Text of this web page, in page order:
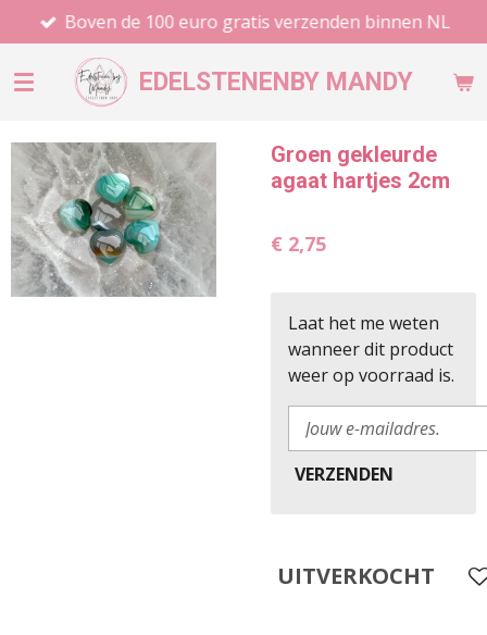
direct
naar
EDELSTENENBY MANDY
Boven de 100 euro gratis verzenden binnen NL
Groen gekleurde
agaat hartjes 2cm
€ 2,75
Laat het me weten
wanneer dit product
weer op voorraad is.
VERZENDEN
UITVERKOCHT